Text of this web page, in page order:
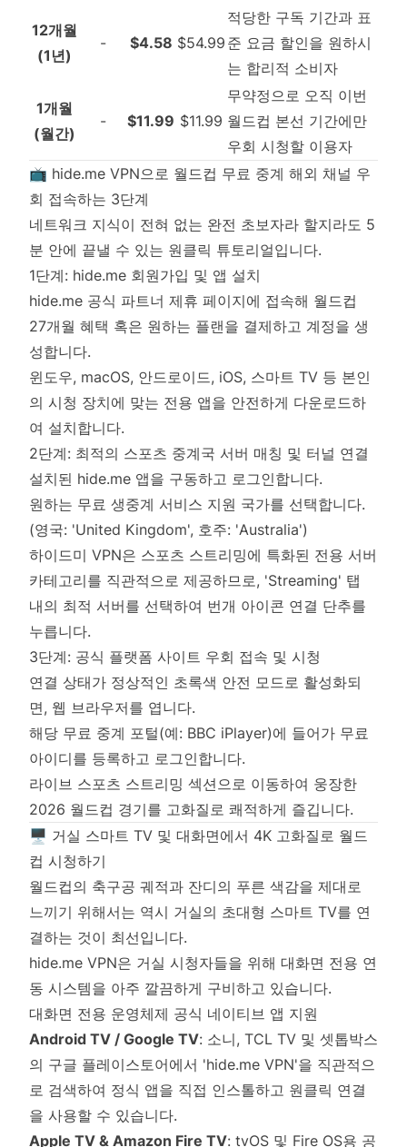
12개월
(1년)
- $4.58 $54.99
적당한 구독 기간과 표
준 요금 할인을 원하시
는 합리적 소비자
1개월
(월간)
- $11.99 $11.99
무약정으로 오직 이번
월드컵 본선 기간에만
우회 시청할 이용자
📺 hide.me VPN으로 월드컵 무료 중계 해외 채널 우
회 접속하는 3단계
네트워크 지식이 전혀 없는 완전 초보자라 할지라도 5
분 안에 끝낼 수 있는 원클릭 튜토리얼입니다.
1단계: hide.me 회원가입 및 앱 설치
hide.me 공식 파트너 제휴 페이지에 접속해 월드컵
27개월 혜택 혹은 원하는 플랜을 결제하고 계정을 생
성합니다.
윈도우, macOS, 안드로이드, iOS, 스마트 TV 등 본인
의 시청 장치에 맞는 전용 앱을 안전하게 다운로드하
여 설치합니다.
2단계: 최적의 스포츠 중계국 서버 매칭 및 터널 연결
설치된 hide.me 앱을 구동하고 로그인합니다.
원하는 무료 생중계 서비스 지원 국가를 선택합니다.
(영국: 'United Kingdom', 호주: 'Australia')
하이드미 VPN은 스포츠 스트리밍에 특화된 전용 서버
카테고리를 직관적으로 제공하므로, 'Streaming' 탭
내의 최적 서버를 선택하여 번개 아이콘 연결 단추를
누릅니다.
3단계: 공식 플랫폼 사이트 우회 접속 및 시청
연결 상태가 정상적인 초록색 안전 모드로 활성화되
면, 웹 브라우저를 엽니다.
해당 무료 중계 포털(예: BBC iPlayer)에 들어가 무료
아이디를 등록하고 로그인합니다.
라이브 스포츠 스트리밍 섹션으로 이동하여 웅장한
2026 월드컵 경기를 고화질로 쾌적하게 즐깁니다.
🖥️ 거실 스마트 TV 및 대화면에서 4K 고화질로 월드
컵 시청하기
월드컵의 축구공 궤적과 잔디의 푸른 색감을 제대로
느끼기 위해서는 역시 거실의 초대형 스마트 TV를 연
결하는 것이 최선입니다.
hide.me VPN은 거실 시청자들을 위해 대화면 전용 연
동 시스템을 아주 깔끔하게 구비하고 있습니다.
대화면 전용 운영체제 공식 네이티브 앱 지원
Android TV / Google TV: 소니, TCL TV 및 셋톱박스
의 구글 플레이스토어에서 'hide.me VPN'을 직관적으
로 검색하여 정식 앱을 직접 인스톨하고 원클릭 연결
을 사용할 수 있습니다.
Apple TV & Amazon Fire TV: tvOS 및 Fire OS용 공